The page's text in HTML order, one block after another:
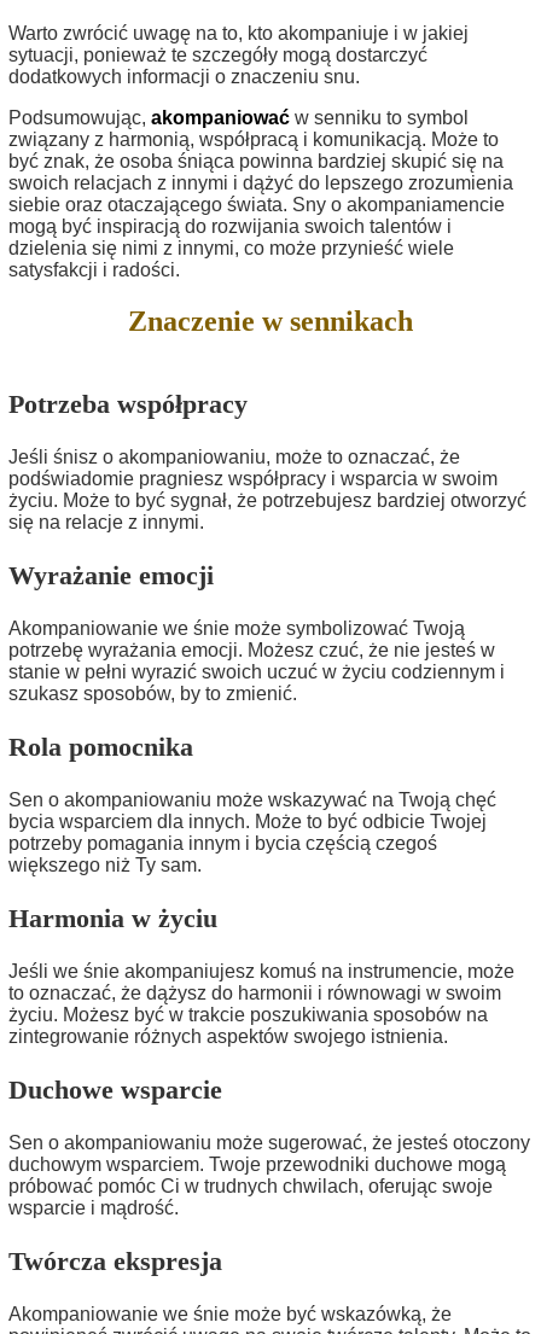
Warto zwrócić uwagę na to, kto akompaniuje i w jakiej
sytuacji, ponieważ te szczegóły mogą dostarczyć
dodatkowych informacji o znaczeniu snu.
Podsumowując, akompaniować w senniku to symbol
związany z harmonią, współpracą i komunikacją. Może to
być znak, że osoba śniąca powinna bardziej skupić się na
swoich relacjach z innymi i dążyć do lepszego zrozumienia
siebie oraz otaczającego świata. Sny o akompaniamencie
mogą być inspiracją do rozwijania swoich talentów i
dzielenia się nimi z innymi, co może przynieść wiele
satysfakcji i radości.
Znaczenie w sennikach
Potrzeba współpracy
Jeśli śnisz o akompaniowaniu, może to oznaczać, że
podświadomie pragniesz współpracy i wsparcia w swoim
życiu. Może to być sygnał, że potrzebujesz bardziej otworzyć
się na relacje z innymi.
Wyrażanie emocji
Akompaniowanie we śnie może symbolizować Twoją
potrzebę wyrażania emocji. Możesz czuć, że nie jesteś w
stanie w pełni wyrazić swoich uczuć w życiu codziennym i
szukasz sposobów, by to zmienić.
Rola pomocnika
Sen o akompaniowaniu może wskazywać na Twoją chęć
bycia wsparciem dla innych. Może to być odbicie Twojej
potrzeby pomagania innym i bycia częścią czegoś
większego niż Ty sam.
Harmonia w życiu
Jeśli we śnie akompaniujesz komuś na instrumencie, może
to oznaczać, że dążysz do harmonii i równowagi w swoim
życiu. Możesz być w trakcie poszukiwania sposobów na
zintegrowanie różnych aspektów swojego istnienia.
Duchowe wsparcie
Sen o akompaniowaniu może sugerować, że jesteś otoczony
duchowym wsparciem. Twoje przewodniki duchowe mogą
próbować pomóc Ci w trudnych chwilach, oferując swoje
wsparcie i mądrość.
Twórcza ekspresja
Akompaniowanie we śnie może być wskazówką, że